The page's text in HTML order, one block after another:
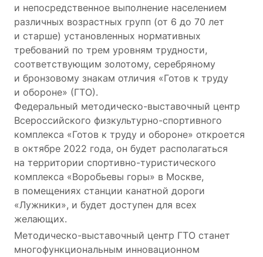
и непосредственное выполнение населением
различных возрастных групп (от 6 до 70 лет
и старше) установленных нормативных
требований по трем уровням трудности,
соответствующим золотому, серебряному
и бронзовому знакам отличия «Готов к труду
и обороне» (ГТО).
Федеральный методическо-выставочный центр
Всероссийского физкультурно-спортивного
комплекса «Готов к труду и обороне» откроется
в октябре 2022 года, он будет располагаться
на территории спортивно-туристического
комплекса «Воробьевы горы» в Москве,
в помещениях станции канатной дороги
«Лужники», и будет доступен для всех
желающих.
Методическо-выставочный центр ГТО станет
многофункциональным инновационном